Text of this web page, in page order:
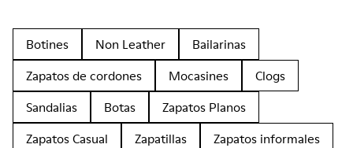
Botines Non Leather
Bailarinas
Zapatos de cordones
Mocasines
Clogs
Sandalias
Botas
Zapatos Planos
Zapatos Casual
Zapatillas
Zapatos informales